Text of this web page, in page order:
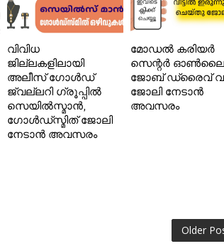
വിവിധ
ജില്ലകളിലായി
അലീസ് ഗോൾഡ്
ജ്വല്ലറി ഗ്രൂപ്പിൽ
സെയിൽസ്മാൻ,
ഗോൾഡ്‌സ്മിത് ജോലി
നേടാൻ അവസരം
മോഡൽ കരിയർ
സെന്റർ
ജോബ് ഡ്രൈവ്
ജോലി നേടാൻ
അവസരം
Older